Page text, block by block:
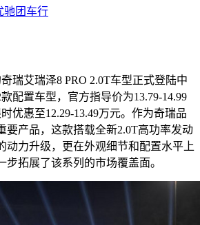
驰团车行
瑞艾瑞泽8 PRO 2.0T车型正式登陆中
配置车型，官方指导价为13.79-14.99
优惠至12.29-13.49万元。作为奇瑞品
要产品，这款搭载全新2.0T高功率发动
动力升级，更在外观细节和配置水平上
步拓展了该系列的市场覆盖面。